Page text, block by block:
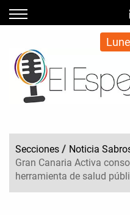
Secciones / Noticia
Gran Canaria Activa
herramienta de salud